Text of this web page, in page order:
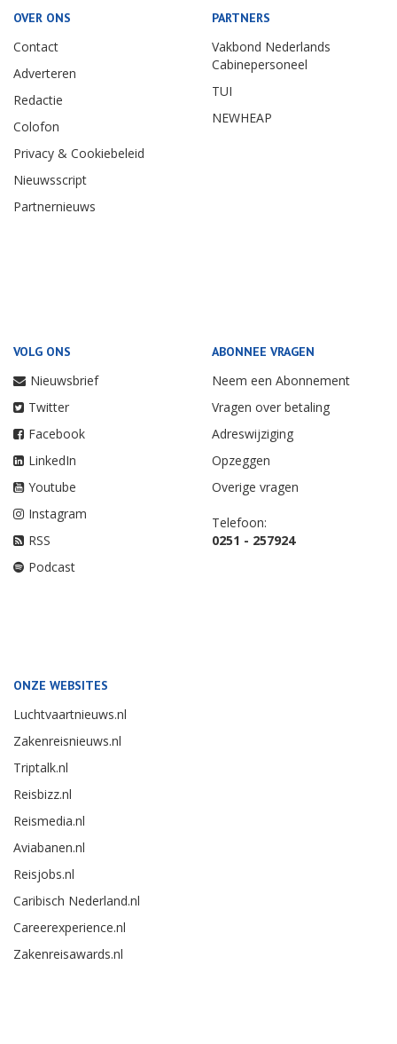
OVER ONS
Contact
Adverteren
Redactie
Colofon
Privacy & Cookiebeleid
Nieuwsscript
Partnernieuws
PARTNERS
Vakbond Nederlands
Cabinepersoneel
TUI
NEWHEAP
VOLG ONS
Nieuwsbrief
Twitter
Facebook
LinkedIn
Youtube
Instagram
RSS
Podcast
ABONNEE VRAGEN
Neem een Abonnement
Vragen over betaling
Adreswijziging
Opzeggen
Overige vragen
Telefoon:
0251 - 257924
ONZE WEBSITES
Luchtvaartnieuws.nl
Zakenreisnieuws.nl
Triptalk.nl
Reisbizz.nl
Reismedia.nl
Aviabanen.nl
Reisjobs.nl
Caribisch Nederland.nl
Careerexperience.nl
Zakenreisawards.nl